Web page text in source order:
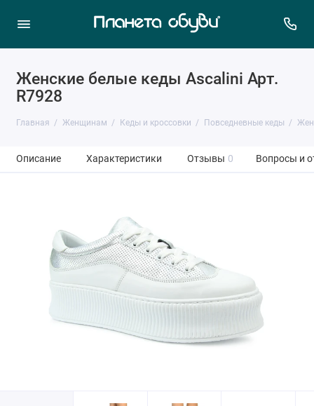
Женские белые кеды Ascalini Арт.
R7928
Главная Женщинам Кеды и кроссовки Повседневные кеды
Описание Характеристики Отзывы 0 Вопросы и